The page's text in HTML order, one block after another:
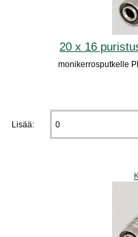
20 x 16
monikerrosputkelle
Lisää: